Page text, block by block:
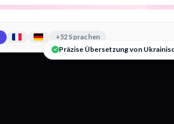
+52 Sprachen
Präzise Übersetzung von